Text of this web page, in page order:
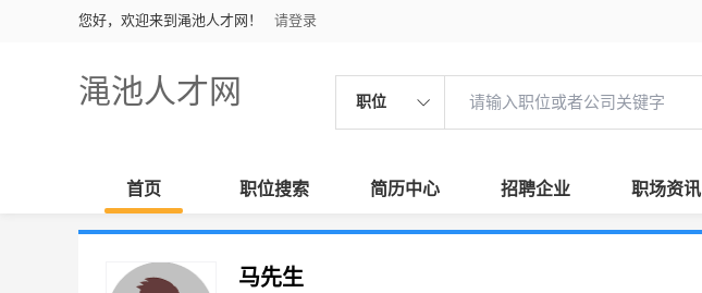
您好，欢迎来到渑池人才网！ 请登录
渑池人才网 职位
首页 职位搜索 简历中心 招聘企业 职场资讯
马先生